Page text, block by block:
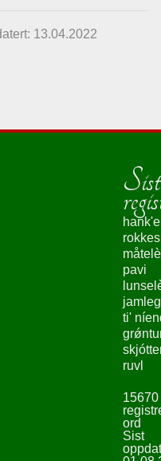
13.04.2022
hank'e
pavi
ti'
ruvl
15670
ord
Sist